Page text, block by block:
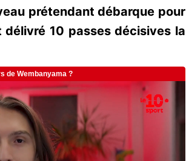
prétendant débarque pour
10 passes décisives la